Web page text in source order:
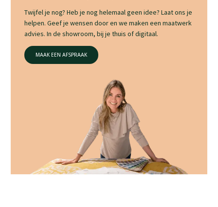
Twijfel je nog? Heb je nog helemaal geen idee? Laat ons je
helpen. Geef je wensen door en we maken een maatwerk
advies. In de showroom, bij je thuis of digitaal.
MAAK EEN AFSPRAAK